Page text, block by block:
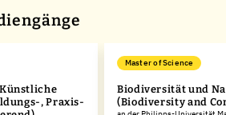
, Praxis-
Master of Science
Biodiversität und
(Biodiversity and